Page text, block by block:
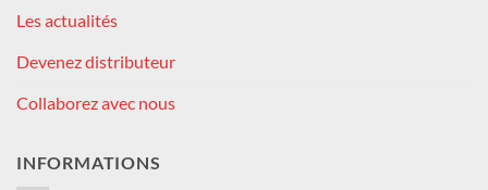
Les actualités
Devenez distributeur
Collaborez avec nous
INFORMATIONS